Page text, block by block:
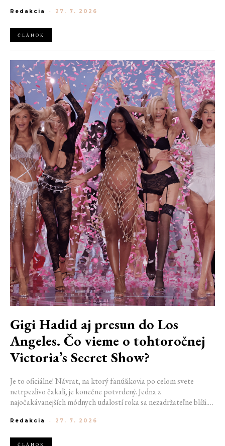
a v San Franciscu pripravujú prvú veľkú americkú retrospektívu
Redakcia - 27. 7. 2026
ČLÁNOK
Gigi Hadid aj presun do Los
Angeles. Čo vieme o tohtoročnej
Victoria’s Secret Show?
Je to oficiálne! Návrat, na ktorý fanúšikovia po celom svete
netrpezlivo čakali, je konečne potvrdený. Jedna z
najočakávanejších módnych udalostí roka sa nezadržateľne blíži.
veľké novinky. Organizátori už prezradili miesto konania
Redakcia - 27. 7. 2026
ČLÁNOK